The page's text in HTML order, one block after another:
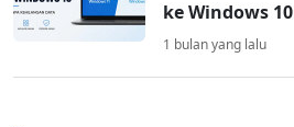
ke Windows 10
1 bulan yang lalu